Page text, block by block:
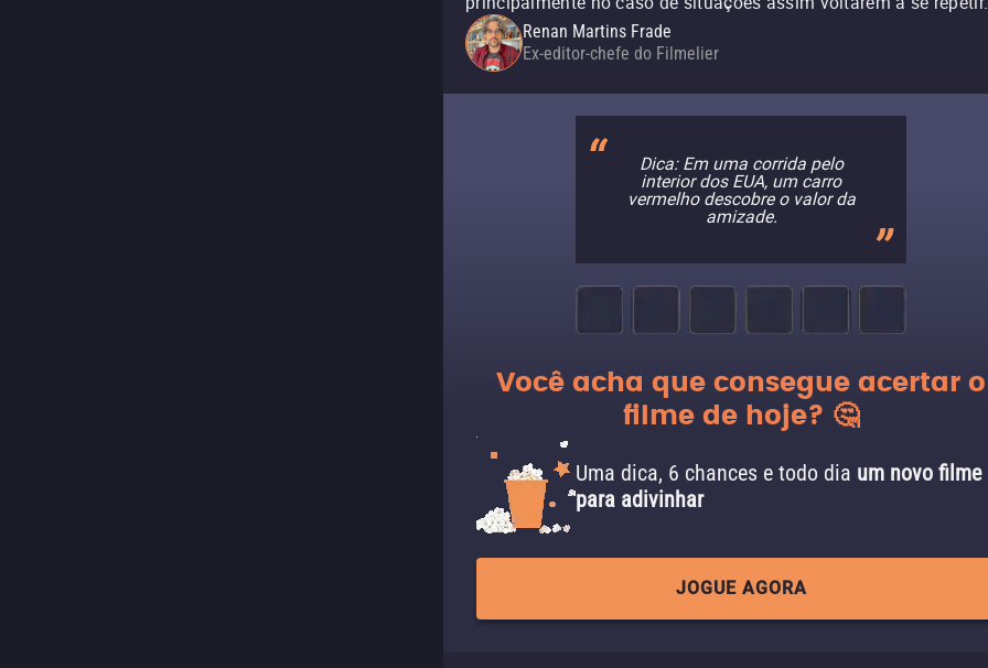
Renan Martins Frade
Ex-editor-chefe do Filmelier
Dica: Em uma corrida pelo
interior dos EUA, um carro
vermelho descobre o valor da
amizade.
Você acha que consegue acertar o
filme de hoje? 🤔
Uma dica, 6 chances e todo dia um novo filme
para adivinhar
JOGUE AGORA